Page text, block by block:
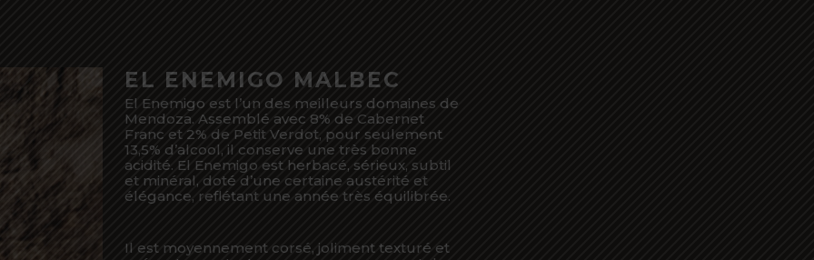
EL ENEMIGO MALBEC
El Enemigo est l’un des meilleurs domaines de
Mendoza. Assemblé avec 8% de Cabernet
Franc et 2% de Petit Verdot, pour seulement
13,5% d’alcool, il conserve une très bonne
acidité. El Enemigo est herbacé, sérieux, subtil
et minéral, doté d’une certaine austérité et
élégance, reflétant une année très équilibrée.
Il est moyennement corsé, joliment texturé et